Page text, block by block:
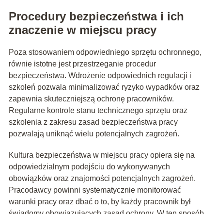
Procedury bezpieczeństwa i ich
znaczenie w miejscu pracy
Poza stosowaniem odpowiedniego sprzętu ochronnego,
równie istotne jest przestrzeganie procedur
bezpieczeństwa. Wdrożenie odpowiednich regulacji i
szkoleń pozwala minimalizować ryzyko wypadków oraz
zapewnia skuteczniejszą ochronę pracowników.
Regularne kontrole stanu technicznego sprzętu oraz
szkolenia z zakresu zasad bezpieczeństwa pracy
pozwalają uniknąć wielu potencjalnych zagrożeń.
Kultura bezpieczeństwa w miejscu pracy opiera się na
odpowiedzialnym podejściu do wykonywanych
obowiązków oraz znajomości potencjalnych zagrożeń.
Pracodawcy powinni systematycznie monitorować
warunki pracy oraz dbać o to, by każdy pracownik był